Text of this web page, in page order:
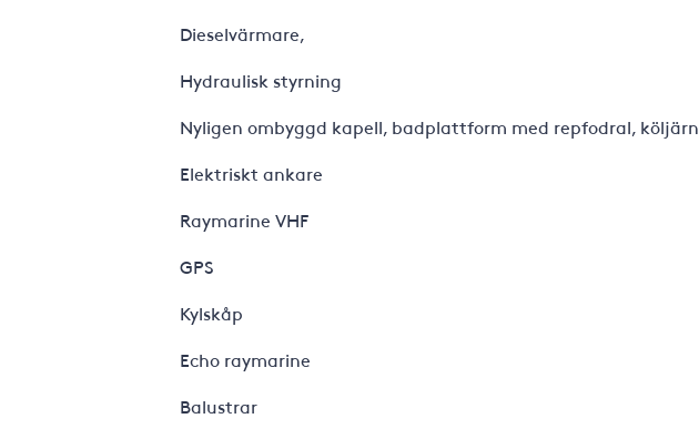
Dieselvärmare,
Hydraulisk styrning
Nyligen ombyggd kapell, badplattform med repfodral, köljärn
Elektriskt ankare
Raymarine VHF
GPS
Kylskåp
Echo raymarine
Balustrar